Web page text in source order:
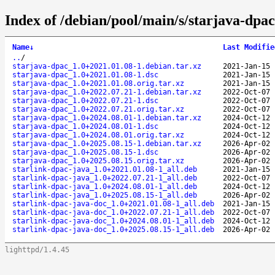
Index of /debian/pool/main/s/starjava-
Name↓
Last
.. /
starjava-dpac_1.0+2021.01.08-1.debian.tar.xz
2021-Jan-15
starjava-dpac_1.0+2021.01.08-1.dsc
2021-Jan-15
starjava-dpac_1.0+2021.01.08.orig.tar.xz
2021-Jan-15
starjava-dpac_1.0+2022.07.21-1.debian.tar.xz
2022-Oct-07
starjava-dpac_1.0+2022.07.21-1.dsc
2022-Oct-07
starjava-dpac_1.0+2022.07.21.orig.tar.xz
2022-Oct-07
starjava-dpac_1.0+2024.08.01-1.debian.tar.xz
2024-Oct-12
starjava-dpac_1.0+2024.08.01-1.dsc
2024-Oct-12
starjava-dpac_1.0+2024.08.01.orig.tar.xz
2024-Oct-12
starjava-dpac_1.0+2025.08.15-1.debian.tar.xz
2026-Apr-02
starjava-dpac_1.0+2025.08.15-1.dsc
2026-Apr-02
starjava-dpac_1.0+2025.08.15.orig.tar.xz
2026-Apr-02
starlink-dpac-java_1.0+2021.01.08-1_all.deb
2021-Jan-15
starlink-dpac-java_1.0+2022.07.21-1_all.deb
2022-Oct-07
starlink-dpac-java_1.0+2024.08.01-1_all.deb
2024-Oct-12
starlink-dpac-java_1.0+2025.08.15-1_all.deb
2026-Apr-02
starlink-dpac-java-doc_1.0+2021.01.08-1_all.deb
2021-Jan-15
starlink-dpac-java-doc_1.0+2022.07.21-1_all.deb
2022-Oct-07
starlink-dpac-java-doc_1.0+2024.08.01-1_all.deb
2024-Oct-12
starlink-dpac-java-doc_1.0+2025.08.15-1_all.deb
2026-Apr-02
lighttpd/1.4.45